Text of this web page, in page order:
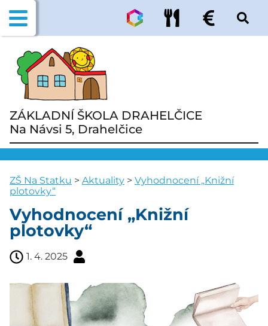
ZÁKLADNÍ ŠKOLA DRAHELČICE
Na Návsi 5, Drahelčice
ZŠ Na Statku > Aktuality > Vyhodnocení „Knižní
plotovky“
Vyhodnocení „Knižní
plotovky“
1. 4. 2025